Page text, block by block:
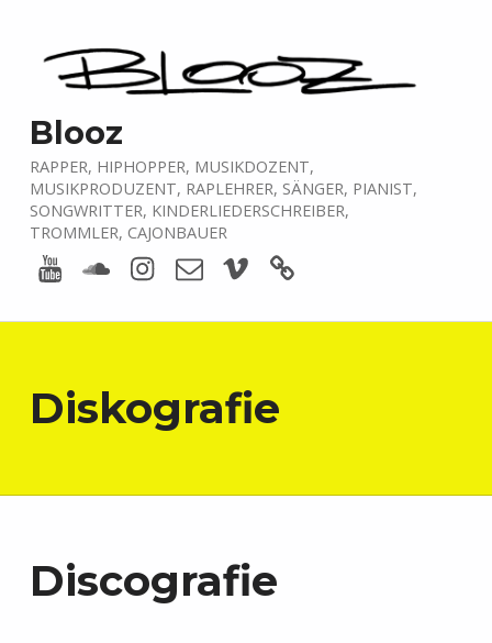
Blooz
RAPPER, HIPHOPPER, MUSIKDOZENT,
MUSIKPRODUZENT, RAPLEHRER, SÄNGER, PIANIST,
SONGWRITTER, KINDERLIEDERSCHREIBER,
TROMMLER, CAJONBAUER
Youtube
Soundcloud
Instagram
E-MailVimeo
Diskografie
Discografie